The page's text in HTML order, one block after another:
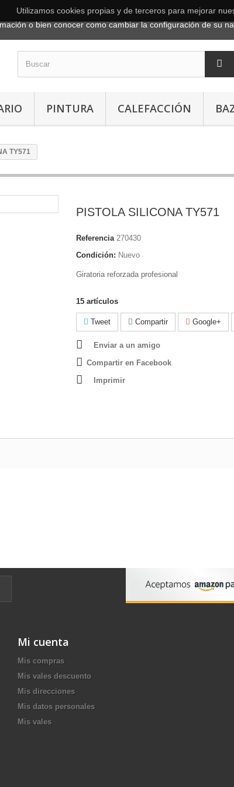
PINTURA CALEFACCIÓN
TY571
PISTOLA SILICONA TY571
Referencia 270430
Condición: Nuevo
Giratoria reforzada profesional
15 artículos
Tweet Compartir Google+
Enviar a un amigo
Compartir en Facebook
Imprimir
Mi cuenta
Mis compras
Mis vales descuento
Mis direcciones
Mis datos personales
Mis vales
Utilizamos cookies propias y de terceros para mejorar
o bien conocer como cambiar la configuración de su